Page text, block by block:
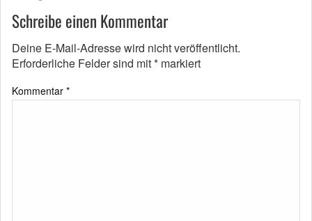
Schreibe einen Kommentar
Deine E-Mail-Adresse wird nicht veröffentlicht.
Erforderliche Felder sind mit* markiert
Kommentar *